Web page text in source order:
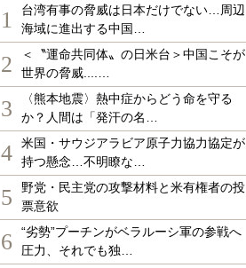
1
台湾有事の脅威は日本だけでない…周辺
海域に進出する中国…
2
＜〝運命共同体〟の日米台＞中国こそが
世界の脅威....…
3
〈熊本地震〉熱中症からどう命を守る
か？人間は「発汗の名…
4
米国・サウジアラビア原子力協力協定が
持つ懸念…不明瞭な…
5
野党・民主党の攻撃材料と米有権者の投
票意欲
6
“劣勢”プーチンがベラルーシ軍の参戦へ
圧力、それでも独…